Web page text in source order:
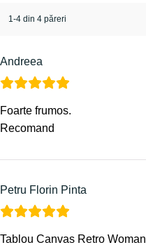
1-4 din 4 păreri
Andreea
Foarte frumos.
Recomand
Petru Florin Pinta
Tablou Canvas Retro Woman